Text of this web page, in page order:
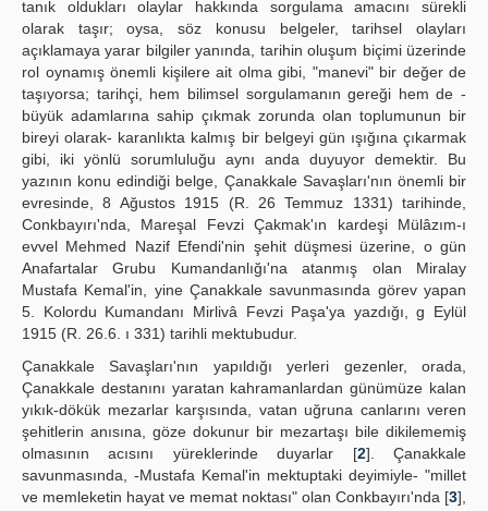
tanık oldukları olaylar hakkında sorgulama amacını sürekli
olarak taşır; oysa, söz konusu belgeler, tarihsel olayları
açıklamaya yarar bilgiler yanında, tarihin oluşum biçimi üzerinde
rol oynamış önemli kişilere ait olma gibi, "manevi" bir değer de
taşıyorsa; tarihçi, hem bilimsel sorgulamanın gereği hem de -
büyük adamlarına sahip çıkmak zorunda olan toplumunun bir
bireyi olarak- karanlıkta kalmış bir belgeyi gün ışığına çıkarmak
gibi, iki yönlü sorumluluğu aynı anda duyuyor demektir. Bu
yazının konu edindiği belge, Çanakkale Savaşları'nın önemli bir
evresinde, 8 Ağustos 1915 (R. 26 Temmuz 1331) tarihinde,
Conkbayırı'nda, Mareşal Fevzi Çakmak'ın kardeşi Mülâzım-ı
evvel Mehmed Nazif Efendi'nin şehit düşmesi üzerine, o gün
Anafartalar Grubu Kumandanlığı'na atanmış olan Miralay
Mustafa Kemal'in, yine Çanakkale savunmasında görev yapan
5. Kolordu Kumandanı Mirlivâ Fevzi Paşa'ya yazdığı, g Eylül
1915 (R. 26.6. ı 331) tarihli mektubudur.
Çanakkale Savaşları'nın yapıldığı yerleri gezenler, orada,
Çanakkale destanını yaratan kahramanlardan günümüze kalan
yıkık-dökük mezarlar karşısında, vatan uğruna canlarını veren
şehitlerin anısına, göze dokunur bir mezartaşı bile dikilememiş
olmasının acısını yüreklerinde duyarlar [2]. Çanakkale
savunmasında, -Mustafa Kemal'in mektuptaki deyimiyle- "millet
ve memleketin hayat ve memat noktası" olan Conkbayırı'nda [3],